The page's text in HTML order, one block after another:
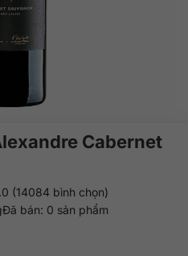
Cabernet
(14084 bình chọn)
Đã bán: 0 sản phẩm